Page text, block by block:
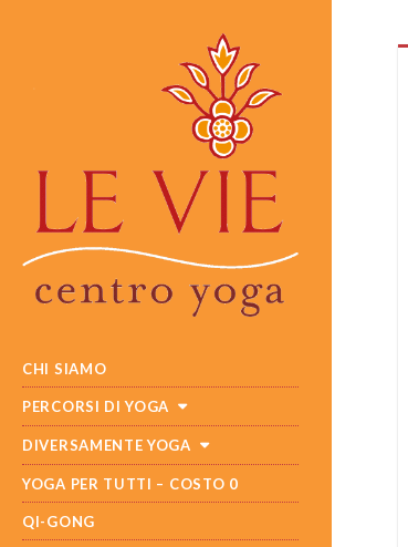
MENU
TO
CONTENT
CHI SIAMO
PERCORSI DI YOGA
DIVERSAMENTE YOGA
YOGA PER TUTTI – COSTO 0
QI-GONG